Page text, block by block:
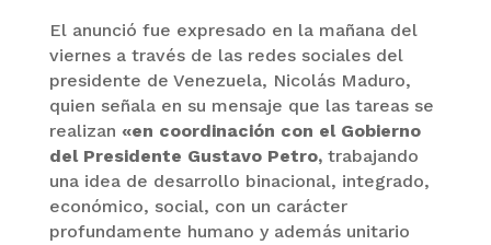
El anunció fue expresado en la mañana del
viernes a través de las redes sociales del
presidente de Venezuela, Nicolás Maduro,
quien señala en su mensaje que las tareas se
realizan «en coordinación con el Gobierno
del Presidente Gustavo Petro,trabajando
una idea de desarrollo binacional, integrado,
económico, social, con un carácter
profundamente humano y además unitario